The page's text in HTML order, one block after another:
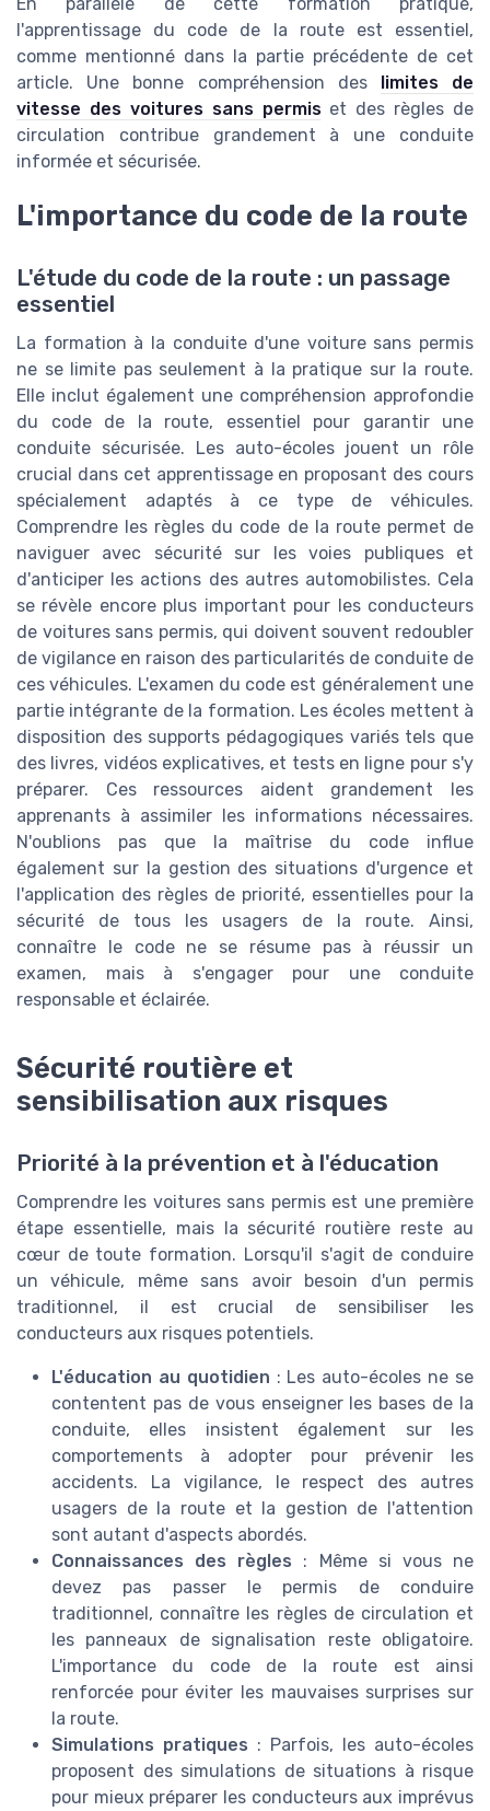
l'apprentissage du code de la route est essentiel,
comme mentionné dans la partie précédente de cet
article. Une bonne compréhension des
limites de
vitesse des voitures sans permiset des règles de
circulation contribue grandement à une conduite
informée et sécurisée.
L'importance du code de la route
L'étude du code de la route : un passage
essentiel
La formation à la conduite d'une voiture sans permis
ne se limite pas seulement à la pratique sur la route.
Elle inclut également une compréhension approfondie
du code de la route, essentiel pour garantir une
conduite sécurisée. Les auto-écoles jouent un rôle
crucial dans cet apprentissage en proposant des cours
spécialement adaptés à ce type de véhicules.
Comprendre les règles du code de la route permet de
naviguer avec sécurité sur les voies publiques et
d'anticiper les actions des autres automobilistes. Cela
se révèle encore plus important pour les conducteurs
de voitures sans permis, qui doivent souvent redoubler
de vigilance en raison des particularités de conduite de
ces véhicules. L'examen du code est généralement une
partie intégrante de la formation. Les écoles mettent à
disposition des supports pédagogiques variés tels que
des livres, vidéos explicatives, et tests en ligne pour s'y
préparer. Ces ressources aident grandement les
apprenants à assimiler les informations nécessaires.
N'oublions pas que la maîtrise du code influe
également sur la gestion des situations d'urgence et
l'application des règles de priorité, essentielles pour la
sécurité de tous les usagers de la route. Ainsi,
connaître le code ne se résume pas à réussir un
examen, mais à s'engager pour une conduite
responsable et éclairée.
Sécurité routière et
sensibilisation aux risques
Priorité à la prévention et à l'éducation
Comprendre les voitures sans permis est une première
étape essentielle, mais la sécurité routière reste au
cœur de toute formation. Lorsqu'il s'agit de conduire
un véhicule, même sans avoir besoin d'un permis
traditionnel, il est crucial de sensibiliser les
conducteurs aux risques potentiels.
L'éducation au quotidien : Les auto-écoles ne se
contentent pas de vous enseigner les bases de la
conduite, elles insistent également sur les
comportements à adopter pour prévenir les
accidents. La vigilance, le respect des autres
usagers de la route et la gestion de l'attention
sont autant d'aspects abordés.
Connaissances des règles : Même si vous ne
devez pas passer le permis de conduire
traditionnel, connaître les règles de circulation et
les panneaux de signalisation reste obligatoire.
L'importance du code de la route est ainsi
renforcée pour éviter les mauvaises surprises sur
la route.
Simulations pratiques : Parfois, les auto-écoles
proposent des simulations de situations à risque
pour mieux préparer les conducteurs aux imprévus